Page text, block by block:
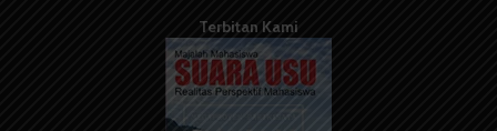
Terbitan Kami